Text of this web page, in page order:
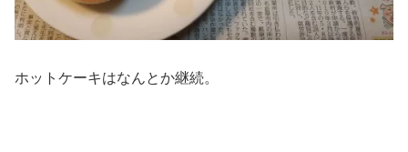
ホットケーキはなんとか継続。